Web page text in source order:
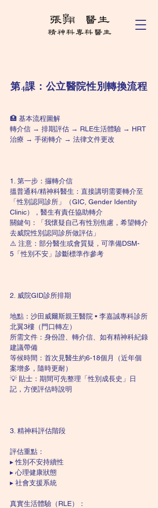
第4課：公立醫院性別轉換流程
🏥 基本流程圖解
轉介信 → 排期評估 → RLE生活體驗 → HRT
治療 → 手術轉介 → 法律文件更改
1. 第一步：攞轉介信
搵普通科/精神科醫生：直接講明需要轉介至
「性別認同診所」（GIC, Gender Identity
Clinic），醫生有責任協助轉介
關鍵句：「我懷疑自己有性別焦慮，希望轉介
去威院性別認同診所做評估」
⚠️ 注意：部分醫生或會質疑，可準備DSM-
5「性別不安」診斷標準作參考
2. 威院GID診所排期
地點：沙田威爾斯親王醫院 • 李嘉誠專科診所
北翼3樓（門口轉左）
所需文件：身份證、轉介信、如有精神科紀錄
建議帶備
等候時間：首次見醫生約6-18個月（近年個
案增多，隨時更耐）
💡 貼士：期間可先整理「性別成長史」日
記，方便評估時說明
3. 精神科評估階段
評估重點：
▸ 性別不安持續性
▸ 心理健康狀態
▸ 社會支援系統
真實生活體驗（RLE）：